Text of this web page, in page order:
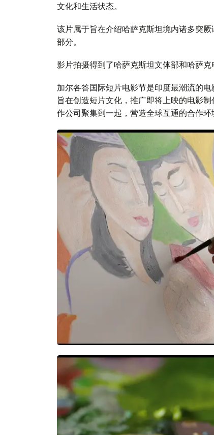
文化和生活状态。
该片属于旨在介绍哈萨克斯坦境内诸多突
部分。
影片拍摄得到了哈萨克斯坦文体部和哈萨克
加尔各答国际短片电影节是印度最潮流的
旨在创造短片文化，推广即将上映的电影
作公司聚集到一起，营造全球互通的合作环